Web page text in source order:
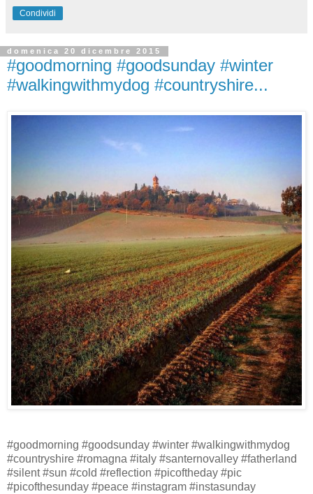
Condividi
domenica 20 dicembre 2015
#goodmorning #goodsunday #winter
#walkingwithmydog #countryshire...
#goodmorning #goodsunday #winter #walkingwithmydog
#countryshire #romagna #italy #santernovalley #fatherland
#silent #sun #cold #reflection #picoftheday #pic
#picofthesunday #peace #instagram #instasunday